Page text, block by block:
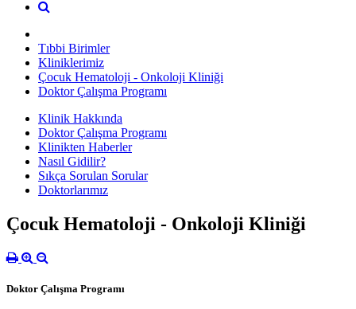
Tıbbi Birimler
Kliniklerimiz
Çocuk Hematoloji - Onkoloji Kliniği
Doktor Çalışma Programı
Klinik Hakkında
Doktor Çalışma Programı
Klinikten Haberler
Nasıl Gidilir?
Sıkça Sorulan Sorular
Doktorlarımız
Çocuk Hematoloji - Onkoloji Kliniği
Doktor Çalışma Programı